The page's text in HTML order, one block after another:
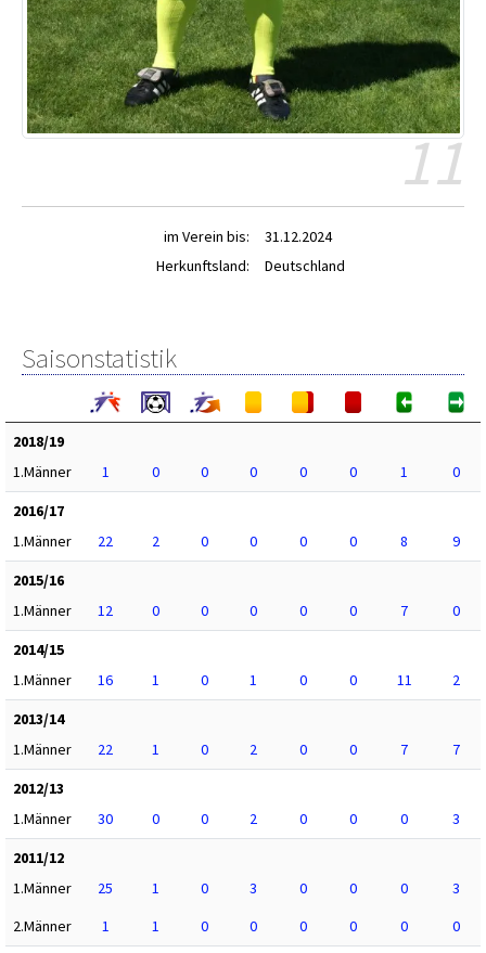
11
im Verein bis:
31.12.2024
Herkunftsland:
Deutschland
Saisonstatistik
2018/19
1.Männer
1 0 0 0 0 0 1
0
2016/17
1.Männer
22 2 0 0 0 0 8
9
2015/16
1.Männer
12 0 0 0 0 0 7
0
2014/15
1.Männer
16 1 0 1 0 0 11
2
2013/14
1.Männer
22 1 0 2 0 0 7
7
2012/13
1.Männer
30 0 0 2 0 0 0
3
2011/12
1.Männer
25 1 0 3 0 0 0
3
2.Männer
1 1 0 0 0 0 0
0